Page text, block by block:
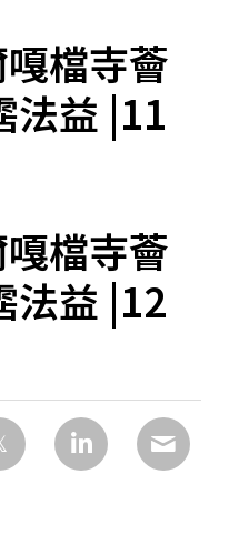
檔寺薈
法益 |11
檔寺薈
法益 |12